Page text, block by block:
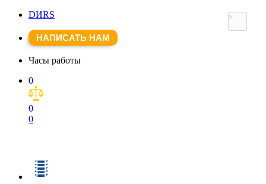
DИRS
НАПИСАТЬ НАМ
Часы работы
0
0
0
×